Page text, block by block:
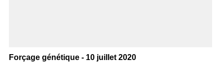
Forçage génétique - 10 juillet 2020